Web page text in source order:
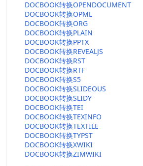
DOCBOOK转换OPENDOCUMENT
DOCBOOK转换OPML
DOCBOOK转换ORG
DOCBOOK转换PLAIN
DOCBOOK转换PPTX
DOCBOOK转换REVEALJS
DOCBOOK转换RST
DOCBOOK转换RTF
DOCBOOK转换S5
DOCBOOK转换SLIDEOUS
DOCBOOK转换SLIDY
DOCBOOK转换TEI
DOCBOOK转换TEXINFO
DOCBOOK转换TEXTILE
DOCBOOK转换TYPST
DOCBOOK转换XWIKI
DOCBOOK转换ZIMWIKI